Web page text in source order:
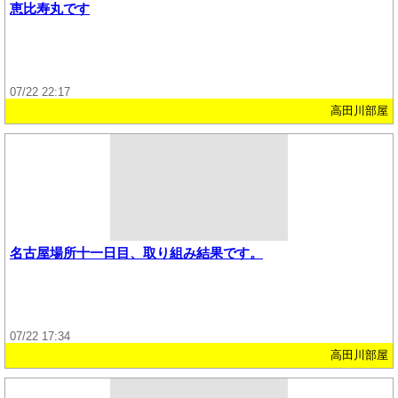
恵比寿丸です
07/22 22:17
高田川部屋
名古屋場所十一日目、取り組み結果です。
07/22 17:34
高田川部屋